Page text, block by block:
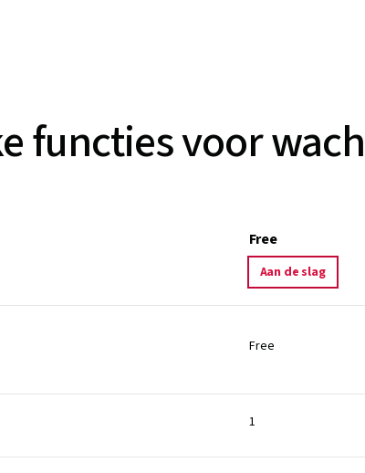
functies voor
Free
Aan de slag
Free
1